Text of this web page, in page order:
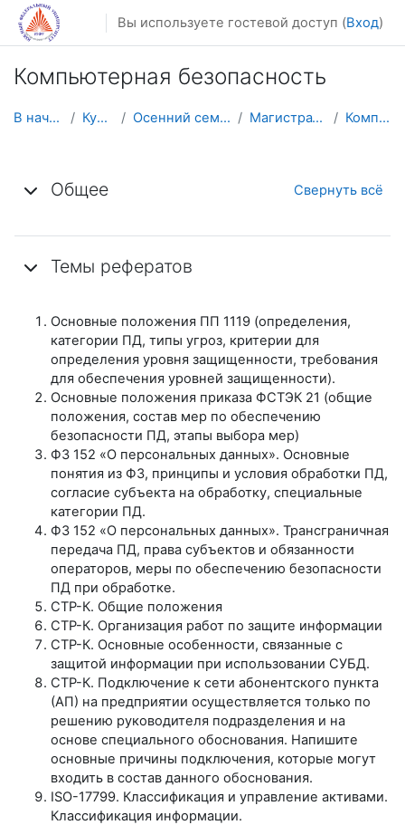
Перейти к основному содержанию
Вы используете гостевой доступ (Вход)
Компьютерная безопасность
В начало Курсы Осенний семестр Магистратура КомпБез
Общее Свернуть всё
Темы рефератов
Основные положения ПП 1119 (определения,
категории ПД, типы угроз, критерии для
определения уровня защищенности, требования
для обеспечения уровней защищенности).
Основные положения приказа ФСТЭК 21 (общие
положения, состав мер по обеспечению
безопасности ПД, этапы выбора мер)
ФЗ 152 «О персональных данных». Основные
понятия из ФЗ, принципы и условия обработки ПД,
согласие субъекта на обработку, специальные
категории ПД.
ФЗ 152 «О персональных данных». Трансграничная
передача ПД, права субъектов и обязанности
операторов, меры по обеспечению безопасности
ПД при обработке.
СТР-К. Общие положения
СТР-К. Организация работ по защите информации
СТР-К. Основные особенности, связанные с
защитой информации при использовании СУБД.
СТР-К. Подключение к сети абонентского пункта
(АП) на предприятии осуществляется только по
решению руководителя подразделения и на
основе специального обоснования. Напишите
основные причины подключения, которые могут
входить в состав данного обоснования.
ISO-17799. Классификация и управление активами.
Классификация информации.